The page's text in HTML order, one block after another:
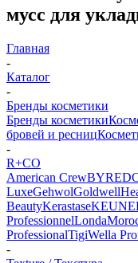
мусс для
Главная
-
Каталог
-
Бренды косметики
Бренды косметики
бровей и ресниц
-
R+CO
American Crew
LuxeGehwolGoldwell
BeautyKerastaseKEUNE
ProfessionnelLonda
ProfessionalTigiWella
-